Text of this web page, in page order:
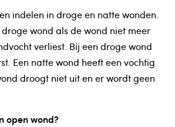
indelen in droge en natte wonden.
droge wond als de wond niet meer
verliest. Bij een droge wond
Een natte wond heeft een vochtig
droogt niet uit en er wordt geen
open wond?